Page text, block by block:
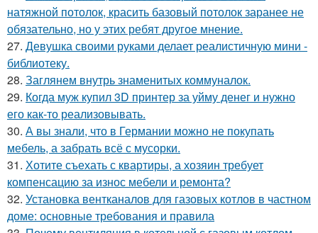
натяжной потолок, красить базовый потолок заранее не
обязательно, но у этих ребят другое мнение.
27. Девушка своими руками делает реалистичную мини -
библиотеку.
28. Заглянем внутрь знаменитых коммуналок.
29. Когда муж купил 3D принтер за уйму денег и нужно
его как-то реализовывать.
30. А вы знали, что в Германии можно не покупать
мебель, а забрать всё с мусорки.
31. Хотите съехать с квартиры, а хозяин требует
компенсацию за износ мебели и ремонта?
32. Установка вентканалов для газовых котлов в частном
доме: основные требования и правила